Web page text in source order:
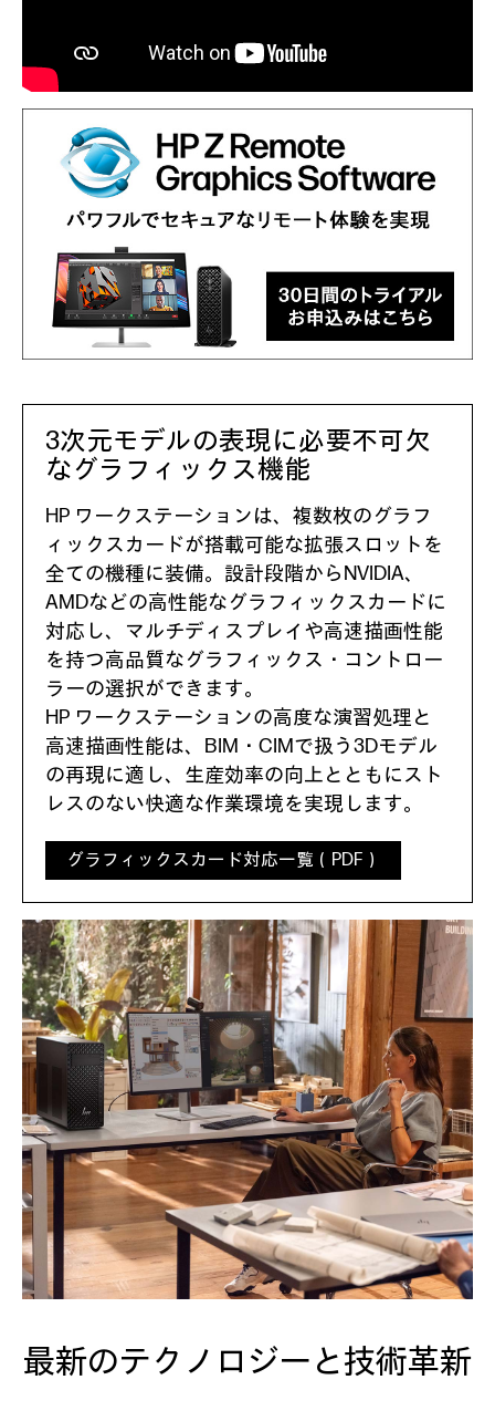
3次元モデルの表現に必要不可欠
なグラフィックス機能
HP ワークステーションは、複数枚のグラフ
ィックスカードが搭載可能な拡張スロットを
全ての機種に装備。設計段階からNVIDIA、
AMDなどの高性能なグラフィックスカードに
対応し、マルチディスプレイや高速描画性能
を持つ高品質なグラフィックス・コントロー
ラーの選択ができます。
HP ワークステーションの高度な演習処理と
高速描画性能は、BIM・CIMで扱う3Dモデル
の再現に適し、生産効率の向上とともにスト
レスのない快適な作業環境を実現します。
グラフィックスカード対応一覧（PDF）
最新のテクノロジーと技術革新